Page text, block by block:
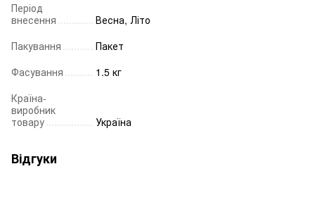
Період
внесення
Весна, Літо
Пакування
Пакет
Фасування
1.5 кг
Країна-
виробник
товару
Україна
Відгуки